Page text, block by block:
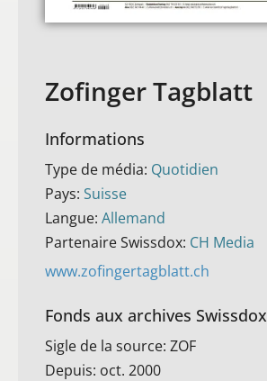
Zofinger Tagblatt
Informations
Type de média: Quotidien
Pays: Suisse
Langue: Allemand
Partenaire Swissdox: CH Media
www.zofingertagblatt.ch
Fonds aux archives Swissdox
Sigle de la source: ZOF
Depuis: oct. 2000